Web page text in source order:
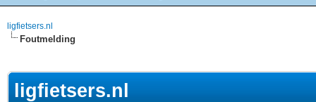
ligfietsers.nl
Foutmelding
ligfietsers.nl